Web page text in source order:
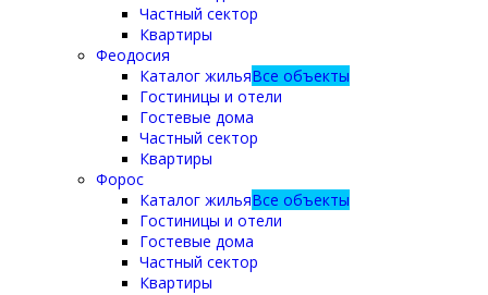
Частный сектор
Квартиры
Феодосия
Каталог жильяВсе объекты
Гостиницы и отели
Гостевые дома
Частный сектор
Квартиры
Форос
Каталог жильяВсе объекты
Гостиницы и отели
Гостевые дома
Частный сектор
Квартиры